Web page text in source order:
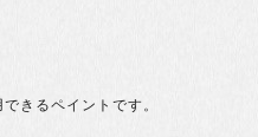
きるペイントです。